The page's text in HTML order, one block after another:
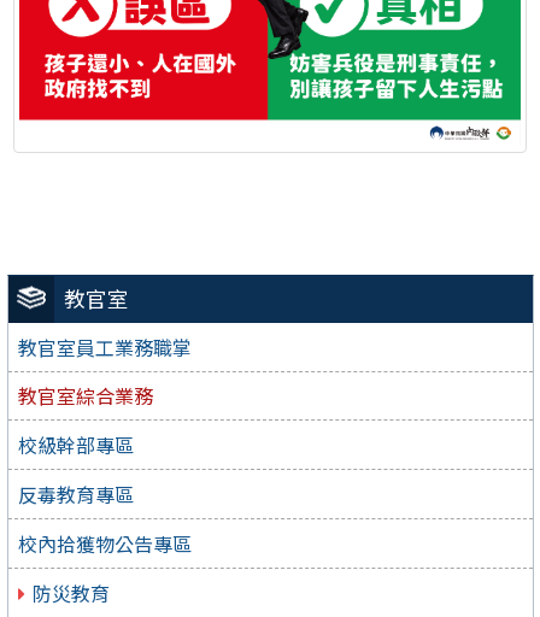
教官室
教官室員工業務職掌
教官室綜合業務
校級幹部專區
反毒教育專區
校內拾獲物公告專區
防災教育